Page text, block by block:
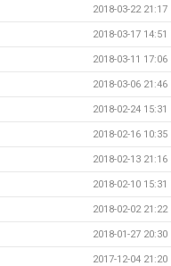
2018-03-22 21:17
2018-03-17 14:51
2018-03-11 17:06
2018-03-06 21:46
2018-02-24 15:31
2018-02-16 10:35
2018-02-13 21:16
2018-02-10 15:31
2018-02-02 21:22
2018-01-27 20:30
2017-12-04 21:20